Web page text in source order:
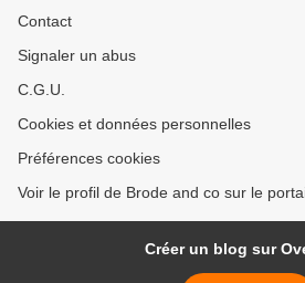
Contact
Signaler un abus
C.G.U.
Cookies et données personnelles
Préférences cookies
Voir le profil de Brode and co sur le
Créer un blog sur